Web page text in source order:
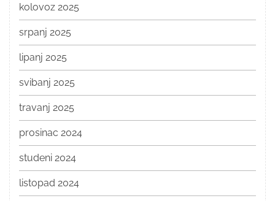
kolovoz 2025
srpanj 2025
lipanj 2025
svibanj 2025
travanj 2025
prosinac 2024
studeni 2024
listopad 2024